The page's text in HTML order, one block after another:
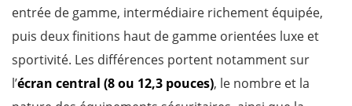
entrée de gamme, intermédiaire richement équipée,
puis deux finitions haut de gamme orientées luxe et
sportivité. Les différences portent notamment sur
l’écran central (8 ou 12,3 pouces), le nombre et la